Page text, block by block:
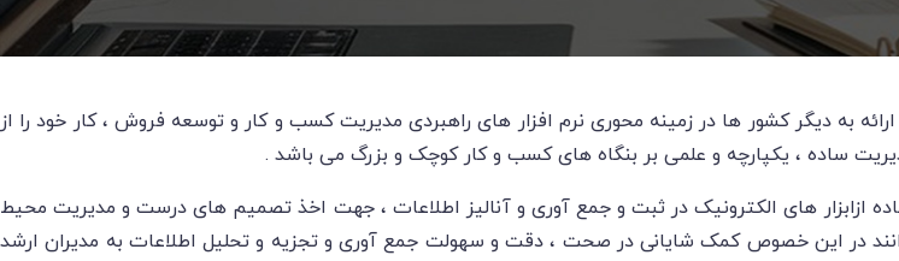
به دیگر کشور ها در زمینه محوری نرم افزار های راهبردی مدیریت کسب و کار و توسعه فروش ، کار خود را از
های الکترونیک در ثبت و جمع آوری و آنالیز اطلاعات ، جهت اخذ تصمیم های درست و مدیریت محیط
در این خصوص کمک شایانی در صحت ، دقت و سهولت جمع آوری و تجزیه و تحلیل اطلاعات به مدیران ارشد